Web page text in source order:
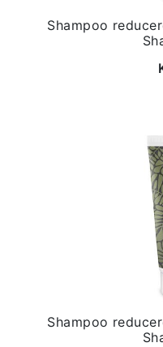
Shampoo
Shampoo